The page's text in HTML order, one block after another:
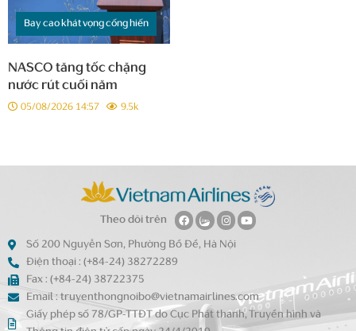
Bay cao khát vọng cống hiến
NASCO tăng tốc chặng
nước rút cuối năm
05/08/2026 14:57 9.5k
Theo dõi trên
Số 200 Nguyễn Sơn, Phường Bồ Đề, Hà Nội
Điện thoại : (+84-24) 38272289
Fax : (+84-24) 38722375
Email : truyenthongnoibo@vietnamairlines.com
Giấy phép số 78/GP-TTĐT do Cục Phát thanh, Truyền hình và